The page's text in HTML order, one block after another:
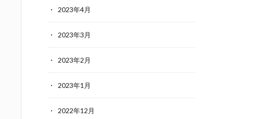
2023年4月
2023年3月
2023年2月
2023年1月
2022年12月